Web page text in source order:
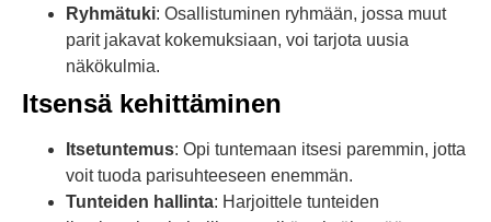
Ryhmätuki: Osallistuminen ryhmään, jossa muut
parit jakavat kokemuksiaan, voi tarjota uusia
näkökulmia.
Itsensä kehittäminen
Itsetuntemus: Opi tuntemaan itsesi paremmin, jotta
voit tuoda parisuhteeseen enemmän.
Tunteiden hallinta: Harjoittele tunteiden